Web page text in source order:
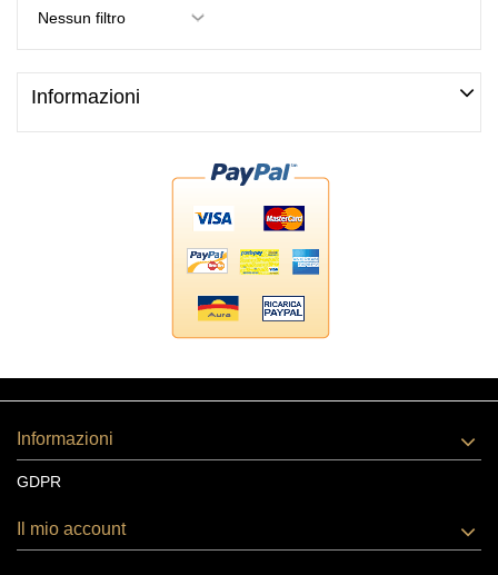
Informazioni
Informazioni
GDPR
Il mio account